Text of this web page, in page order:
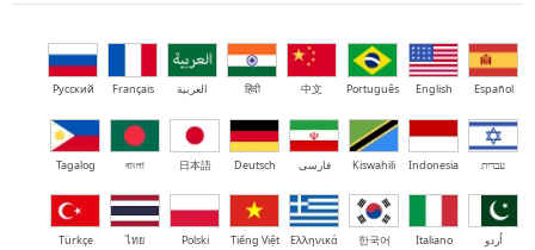
Español
English
Português
中文
हिंदी العربية Français
Русский
עברית Indonesia
Kiswahili فارسی Deutsch
日本語
বাংলা
Tagalog
اُردو Italiano
한국어
Ελληνικά
Tiếng Việt
Polski
ไทย
Türkçe